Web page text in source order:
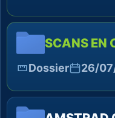
SCANS EN
Dossier 26/